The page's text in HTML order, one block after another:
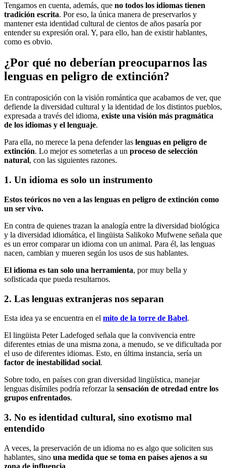
Tengamos en cuenta, además, que no todos los idiomas tienen
tradición escrita. Por eso, la única manera de preservarlos y
mantener esta identidad cultural de cientos de años pasaría por
entender su expresión oral. Y, para ello, han de existir hablantes,
como es obvio.
¿Por qué no deberían preocuparnos las
lenguas en peligro de extinción?
En contraposición con la visión romántica que acabamos de ver, que
defiende la diversidad cultural y la identidad de los distintos pueblos,
expresada a través del idioma, existe una visión más pragmática
de los idiomas y el lenguaje.
Para ella, no merece la pena defender las lenguas en peligro de
extinción. Lo mejor es someterlas a un proceso de selección
natural, con las siguientes razones.
1. Un idioma es solo un instrumento
Estos teóricos no ven a las lenguas en peligro de extinción como
un ser vivo.
En contra de quienes trazan la analogía entre la diversidad biológica
y la diversidad idiomática, el lingüista Salikoko Mufwene señala que
es un error comparar un idioma con un animal. Para él, las lenguas
nacen, cambian y mueren según los usos de sus hablantes.
El idioma es tan solo una herramienta, por muy bella y
sofisticada que pueda resultarnos.
2. Las lenguas extranjeras nos separan
Esta idea ya se encuentra en el mito de la torre de Babel.
El lingüista Peter Ladefoged señala que la convivencia entre
diferentes etnias de una misma zona, a menudo, se ve dificultada por
el uso de diferentes idiomas. Esto, en última instancia, sería un
factor de inestabilidad social.
Sobre todo, en países con gran diversidad lingüística, manejar
lenguas disímiles podría reforzar la sensación de otredad entre los
grupos enfrentados.
3. No es identidad cultural, sino exotismo mal
entendido
A veces, la preservación de un idioma no es algo que soliciten sus
hablantes, sino una medida que se toma en países ajenos a su
zona de influencia